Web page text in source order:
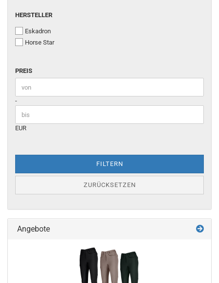
HERSTELLER
HERSTELLER
Eskadron
Horse Star
PREIS
PREIS
Preis bis
-
EUR
FILTERN
ZURÜCKSETZEN
Angebote